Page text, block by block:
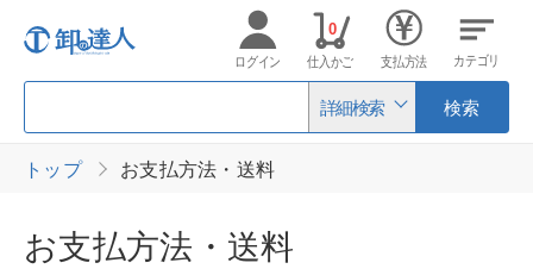
詳細検索 検索
ログイン 仕入かご
0
支払方法 カテゴリ
トップ お支払方法・送料
お支払方法・送料